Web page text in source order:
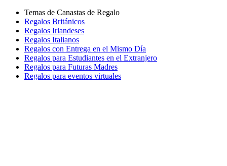
Temas de Canastas de Regalo
Regalos Británicos
Regalos Irlandeses
Regalos Italianos
Regalos con Entrega en el Mismo Día
Regalos para Estudiantes en el Extranjero
Regalos para Futuras Madres
Regalos para eventos virtuales